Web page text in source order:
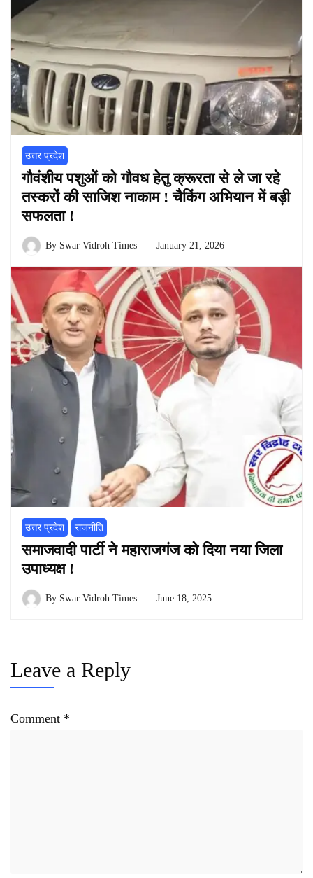
उत्तर प्रदेश
गौवंशीय पशुओं को गौवध हेतु क्रूरता से ले जा रहे
तस्करों की साजिश नाकाम ! चैकिंग अभियान में बड़ी
सफलता !
By Swar Vidroh Times January 21, 2026
उत्तर प्रदेश राजनीति
समाजवादी पार्टी ने महाराजगंज को दिया नया जिला
उपाध्यक्ष !
By Swar Vidroh Times June 18, 2025
Leave a Reply
Comment *